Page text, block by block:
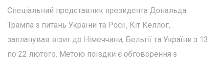
Спеціальний представник президента Дональда
Трампа з питань України та Росії, Кіт Келлог,
запланував візит до Німеччини, Бельгії та України з 13
по 22 лютого. Метою поїздки є обговорення з